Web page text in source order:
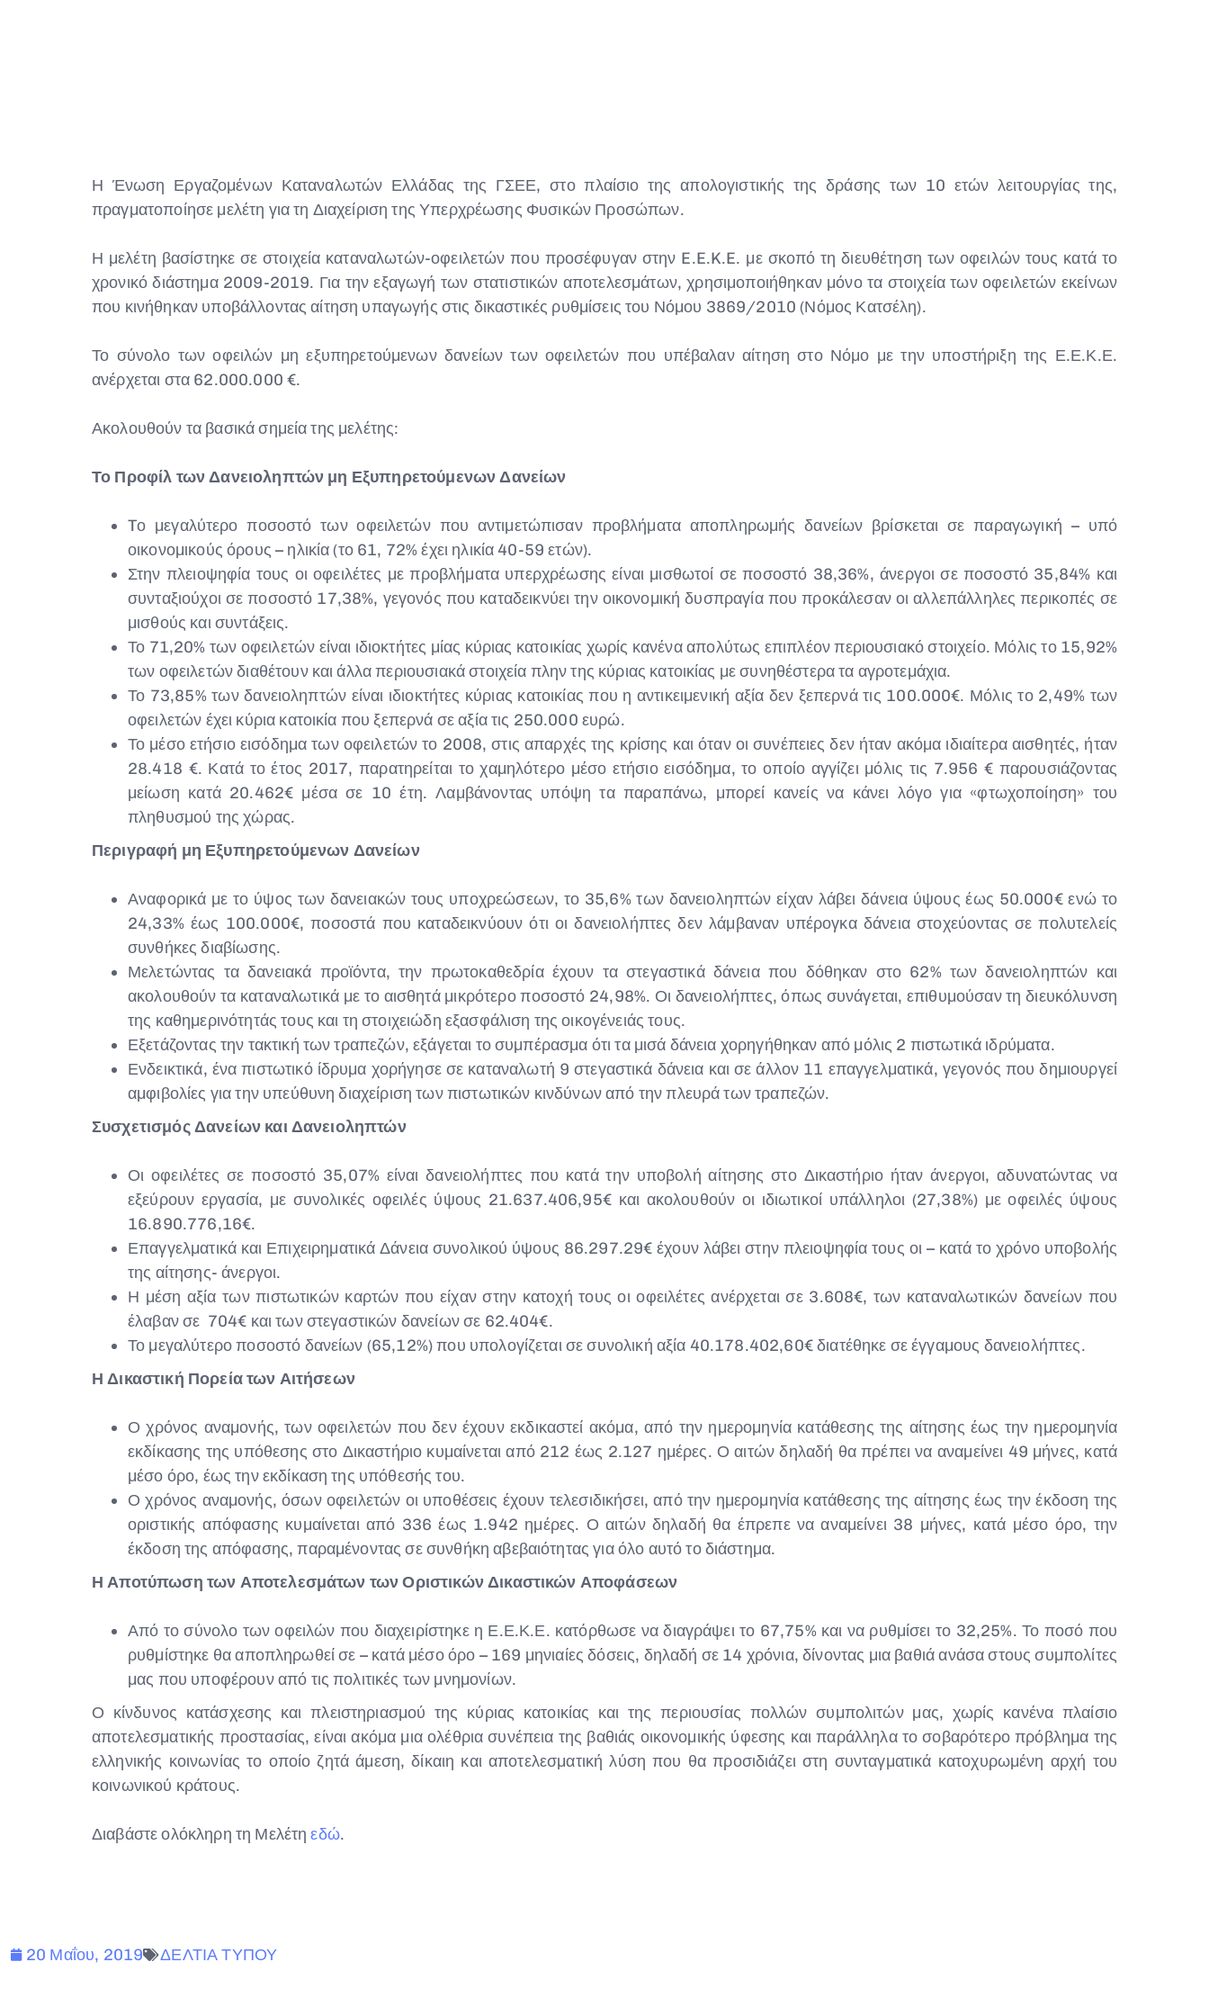
Η Ένωση Εργαζομένων Καταναλωτών Ελλάδας της ΓΣΕΕ, στο πλαίσιο της απολογιστικής της δράσης των 10 ετών λειτουργίας της,
πραγματοποίησε μελέτη για τη Διαχείριση της Υπερχρέωσης Φυσικών Προσώπων.
Η μελέτη βασίστηκε σε στοιχεία καταναλωτών-οφειλετών που προσέφυγαν στην E.E.K.E. με σκοπό τη διευθέτηση των οφειλών τους κατά το
χρονικό διάστημα 2009-2019. Για την εξαγωγή των στατιστικών αποτελεσμάτων, χρησιμοποιήθηκαν μόνο τα στοιχεία των οφειλετών εκείνων
που κινήθηκαν υποβάλλοντας αίτηση υπαγωγής στις δικαστικές ρυθμίσεις του Νόμου 3869/2010 (Νόμος Κατσέλη).
Το σύνολο των οφειλών μη εξυπηρετούμενων δανείων των οφειλετών που υπέβαλαν αίτηση στο Νόμο με την υποστήριξη της Ε.Ε.Κ.Ε.
ανέρχεται στα 62.000.000 €.
Ακολουθούν τα βασικά σημεία της μελέτης:
Το Προφίλ των Δανειοληπτών μη Εξυπηρετούμενων Δανείων
Tο μεγαλύτερο ποσοστό των οφειλετών που αντιμετώπισαν προβλήματα αποπληρωμής δανείων βρίσκεται σε παραγωγική – υπό
οικονομικούς όρους – ηλικία (το 61, 72% έχει ηλικία 40-59 ετών).
Στην πλειοψηφία τους οι οφειλέτες με προβλήματα υπερχρέωσης είναι μισθωτοί σε ποσοστό 38,36%, άνεργοι σε ποσοστό 35,84% και
συνταξιούχοι σε ποσοστό 17,38%, γεγονός που καταδεικνύει την οικονομική δυσπραγία που προκάλεσαν οι αλλεπάλληλες περικοπές σε
μισθούς και συντάξεις.
Το 71,20% των οφειλετών είναι ιδιοκτήτες μίας κύριας κατοικίας χωρίς κανένα απολύτως επιπλέον περιουσιακό στοιχείο. Μόλις το 15,92%
των οφειλετών διαθέτουν και άλλα περιουσιακά στοιχεία πλην της κύριας κατοικίας με συνηθέστερα τα αγροτεμάχια.
Το 73,85% των δανειοληπτών είναι ιδιοκτήτες κύριας κατοικίας που η αντικειμενική αξία δεν ξεπερνά τις 100.000€. Μόλις το 2,49% των
οφειλετών έχει κύρια κατοικία που ξεπερνά σε αξία τις 250.000 ευρώ.
Το μέσο ετήσιο εισόδημα των οφειλετών το 2008, στις απαρχές της κρίσης και όταν οι συνέπειες δεν ήταν ακόμα ιδιαίτερα αισθητές, ήταν
28.418 €. Κατά το έτος 2017, παρατηρείται το χαμηλότερο μέσο ετήσιο εισόδημα, το οποίο αγγίζει μόλις τις 7.956 € παρουσιάζοντας
μείωση κατά 20.462€ μέσα σε 10 έτη. Λαμβάνοντας υπόψη τα παραπάνω, μπορεί κανείς να κάνει λόγο για «φτωχοποίηση» του
πληθυσμού της χώρας.
Περιγραφή μη Εξυπηρετούμενων Δανείων
Αναφορικά με το ύψος των δανειακών τους υποχρεώσεων, το 35,6% των δανειοληπτών είχαν λάβει δάνεια ύψους έως 50.000€ ενώ το
24,33% έως 100.000€, ποσοστά που καταδεικνύουν ότι οι δανειολήπτες δεν λάμβαναν υπέρογκα δάνεια στοχεύοντας σε πολυτελείς
συνθήκες διαβίωσης.
Μελετώντας τα δανειακά προϊόντα, την πρωτοκαθεδρία έχουν τα στεγαστικά δάνεια που δόθηκαν στο 62% των δανειοληπτών και
ακολουθούν τα καταναλωτικά με το αισθητά μικρότερο ποσοστό 24,98%. Οι δανειολήπτες, όπως συνάγεται, επιθυμούσαν τη διευκόλυνση
της καθημερινότητάς τους και τη στοιχειώδη εξασφάλιση της οικογένειάς τους.
Εξετάζοντας την τακτική των τραπεζών, εξάγεται το συμπέρασμα ότι τα μισά δάνεια χορηγήθηκαν από μόλις 2 πιστωτικά ιδρύματα.
Ενδεικτικά, ένα πιστωτικό ίδρυμα χορήγησε σε καταναλωτή 9 στεγαστικά δάνεια και σε άλλον 11 επαγγελματικά, γεγονός που δημιουργεί
αμφιβολίες για την υπεύθυνη διαχείριση των πιστωτικών κινδύνων από την πλευρά των τραπεζών.
Συσχετισμός Δανείων και Δανειοληπτών
Οι οφειλέτες σε ποσοστό 35,07% είναι δανειολήπτες που κατά την υποβολή αίτησης στο Δικαστήριο ήταν άνεργοι, αδυνατώντας να
εξεύρουν εργασία, με συνολικές οφειλές ύψους 21.637.406,95€ και ακολουθούν οι ιδιωτικοί υπάλληλοι (27,38%) με οφειλές ύψους
16.890.776,16€.
Επαγγελματικά και Επιχειρηματικά Δάνεια συνολικού ύψους 86.297.29€ έχουν λάβει στην πλειοψηφία τους οι – κατά το χρόνο υποβολής
της αίτησης- άνεργοι.
Η μέση αξία των πιστωτικών καρτών που είχαν στην κατοχή τους οι οφειλέτες ανέρχεται σε 3.608€, των καταναλωτικών δανείων που
έλαβαν σε 704€ και των στεγαστικών δανείων σε 62.404€.
Το μεγαλύτερο ποσοστό δανείων (65,12%) που υπολογίζεται σε συνολική αξία 40.178.402,60€ διατέθηκε σε έγγαμους δανειολήπτες.
Η Δικαστική Πορεία των Αιτήσεων
Ο χρόνος αναμονής, των οφειλετών που δεν έχουν εκδικαστεί ακόμα, από την ημερομηνία κατάθεσης της αίτησης έως την ημερομηνία
εκδίκασης της υπόθεσης στο Δικαστήριο κυμαίνεται από 212 έως 2.127 ημέρες. Ο αιτών δηλαδή θα πρέπει να αναμείνει 49 μήνες, κατά
μέσο όρο, έως την εκδίκαση της υπόθεσής του.
Ο χρόνος αναμονής, όσων οφειλετών οι υποθέσεις έχουν τελεσιδικήσει, από την ημερομηνία κατάθεσης της αίτησης έως την έκδοση της
οριστικής απόφασης κυμαίνεται από 336 έως 1.942 ημέρες. Ο αιτών δηλαδή θα έπρεπε να αναμείνει 38 μήνες, κατά μέσο όρο, την
έκδοση της απόφασης, παραμένοντας σε συνθήκη αβεβαιότητας για όλο αυτό το διάστημα.
Η Αποτύπωση των Αποτελεσμάτων των Οριστικών Δικαστικών Αποφάσεων
Από το σύνολο των οφειλών που διαχειρίστηκε η Ε.Ε.Κ.Ε. κατόρθωσε να διαγράψει το 67,75% και να ρυθμίσει το 32,25%. Το ποσό που
ρυθμίστηκε θα αποπληρωθεί σε – κατά μέσο όρο – 169 μηνιαίες δόσεις, δηλαδή σε 14 χρόνια, δίνοντας μια βαθιά ανάσα στους συμπολίτες
μας που υποφέρουν από τις πολιτικές των μνημονίων.
Ο κίνδυνος κατάσχεσης και πλειστηριασμού της κύριας κατοικίας και της περιουσίας πολλών συμπολιτών μας, χωρίς κανένα πλαίσιο
αποτελεσματικής προστασίας, είναι ακόμα μια ολέθρια συνέπεια της βαθιάς οικονομικής ύφεσης και παράλληλα το σοβαρότερο πρόβλημα της
ελληνικής κοινωνίας το οποίο ζητά άμεση, δίκαιη και αποτελεσματική λύση που θα προσιδιάζει στη συνταγματικά κατοχυρωμένη αρχή του
κοινωνικού κράτους.
Διαβάστε ολόκληρη τη Μελέτηεδώ.
20 Μαΐου, 2019 ΔΕΛΤΙΑ ΤΥΠΟΥ